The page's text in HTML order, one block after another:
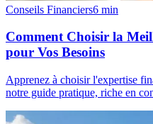
Conseils Financiers6 min
Comment Choisir la
pour Vos Besoins
Apprenez à choisir l'expertise
notre guide pratique, riche en